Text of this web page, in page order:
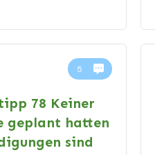
5
78 Keiner
geplant hatten
sind